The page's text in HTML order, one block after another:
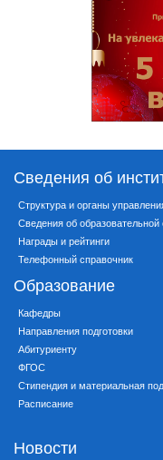
Сведения об
Структура и органы
Сведения об образовательной
Награды и рейтинги
Телефонный справочник
Образование
Кафедры
Направления подготовки
Абитуриенту
ФГОС
Стипендия и материальная
Расписание
Новости